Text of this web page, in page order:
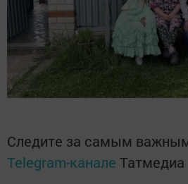
Следите за самым
Telegram-канале Татмедиа